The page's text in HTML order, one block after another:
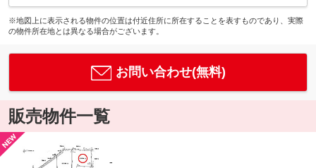
※地図上に表示される物件の位置は付近住所に所在することを表すものであり、実際
の物件所在地とは異なる場合がございます。
お問い合わせ(無料)
販売物件一覧
-